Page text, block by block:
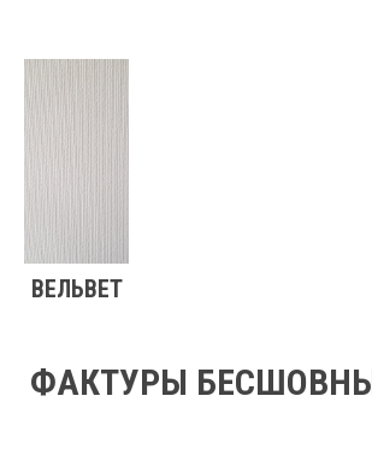
ВЕЛЬВЕТ
ФАКТУРЫ